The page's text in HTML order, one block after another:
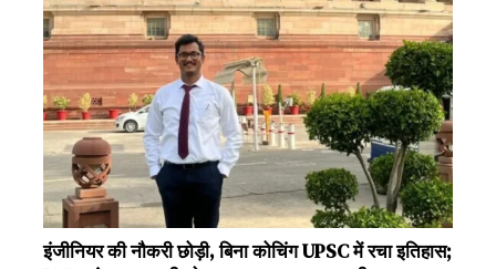
इंजीनियर की नौकरी छोड़ी, बिना कोचिंग UPSC में रचा इतिहास;